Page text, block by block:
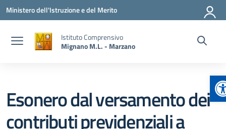
Vai ai contenuti
Vai al menu di navigazione
Vai al footer
Ministero dell'Istruzione e del Merito
Istituto Comprensivo
Mignano M.L. - Marzano
Esonero dal versamento dei
contributi previdenziali a